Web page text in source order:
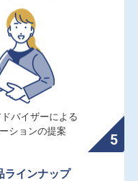
バイザーによる
ションの提案
ラインナップ